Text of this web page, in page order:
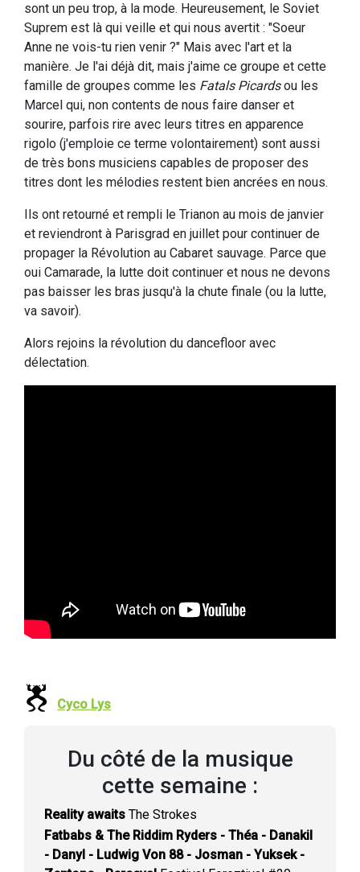
sont un peu trop, à la mode. Heureusement, le Soviet
Suprem est là qui veille et qui nous avertit : "Soeur
Anne ne vois-tu rien venir ?" Mais avec l'art et la
manière. Je l'ai déjà dit, mais j'aime ce groupe et cette
famille de groupes comme les Fatals Picardsou les
Marcel qui, non contents de nous faire danser et
sourire, parfois rire avec leurs titres en apparence
rigolo (j'emploie ce terme volontairement) sont aussi
de très bons musiciens capables de proposer des
titres dont les mélodies restent bien ancrées en nous.
Ils ont retourné et rempli le Trianon au mois de janvier
et reviendront à Parisgrad en juillet pour continuer de
propager la Révolution au Cabaret sauvage. Parce que
oui Camarade, la lutte doit continuer et nous ne devons
pas baisser les bras jusqu'à la chute finale (ou la lutte,
va savoir).
Alors rejoins la révolution du dancefloor avec
délectation.
Cyco Lys
Du côté de la musique
cette semaine :
Reality awaits The Strokes
Fatbabs & The Riddim Ryders - Théa - Danakil
- Danyl - Ludwig Von 88 - Josman - Yuksek -